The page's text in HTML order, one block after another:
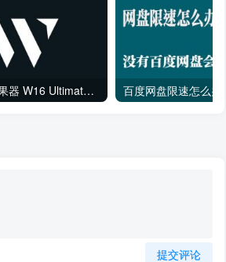
综合混音效果器 W16 Ultimate v2026.02.14 VR 百度网盘限速怎么办？
提交评论